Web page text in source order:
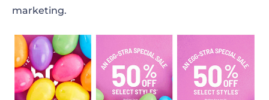
marketing.